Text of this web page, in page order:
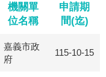
機關單
位名稱
申請期
間(迄)
嘉義市政
府
115-10-15